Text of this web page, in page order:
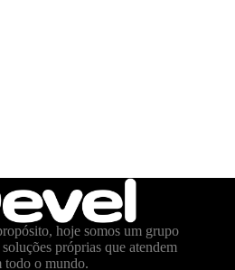
hoje somos um grupo
próprias que atendem
todo o mundo.